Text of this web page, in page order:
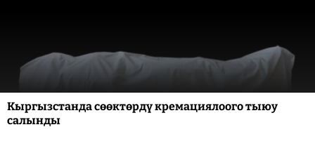
Кыргызстанда сөөктөрдү кремациялоого тыюу
салынды